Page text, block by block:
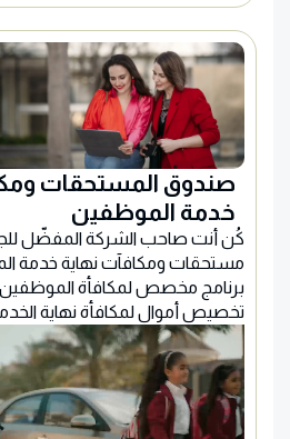
صندوق المستحقات
خدمة الموظفين
كُن أنت صاحب الشركة المفضّل
مستحقات ومكافآت نهاية خدمة
برنامج مخصص لمكافأة
تخصيص أموال لمكافأة نهاية